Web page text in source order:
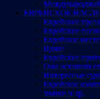
ЕВРЕЙСКОЕ
Еврейские
Еврейские
Еврейское
Идиш
Еврейские
Они оставили
Интересные
Еврейское
значки и др.